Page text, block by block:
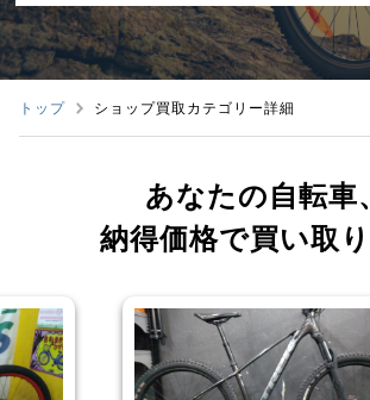
トップ ショップ買取カテゴリー詳細
あなたの自転車
納得価格で買い取